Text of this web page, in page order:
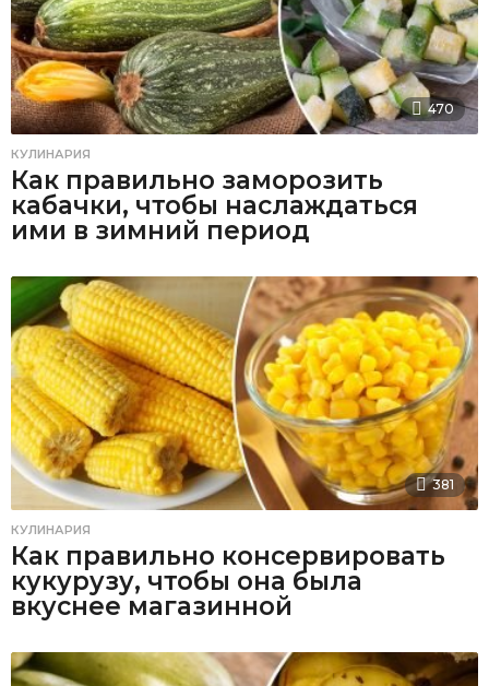
470
КУЛИНАРИЯ
Как правильно заморозить
кабачки, чтобы наслаждаться
ими в зимний период
381
КУЛИНАРИЯ
Как правильно консервировать
кукурузу, чтобы она была
вкуснее магазинной